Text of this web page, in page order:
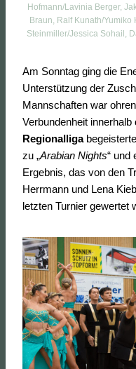
Hofmann/Lavinia Berger,
Braun, Ralf Kunath/Yumiko
Steinmiller/Jessica Sohail,
Am Sonntag ging die
Unterstützung der
Mannschaften war
Verbundenheit
Regionalliga
zu „Arabian Nights“ und
Ergebnis, das von den
Herrmann und Lena
letzten Turnier gewertet